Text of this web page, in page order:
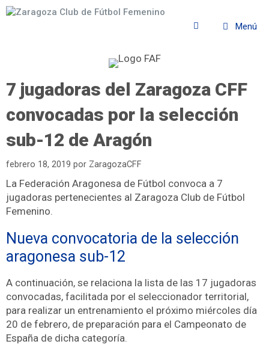
Menú
7 jugadoras del Zaragoza CFF
convocadas por la selección
sub-12 de Aragón
febrero 18, 2019 por ZaragozaCFF
La Federación Aragonesa de Fútbol convoca a 7
jugadoras pertenecientes al Zaragoza Club de Fútbol
Femenino.
Nueva convocatoria de la selección
aragonesa sub-12
A continuación, se relaciona la lista de las 17 jugadoras
convocadas, facilitada por el seleccionador territorial,
para realizar un entrenamiento el próximo miércoles día
20 de febrero, de preparación para el Campeonato de
España de dicha categoría.